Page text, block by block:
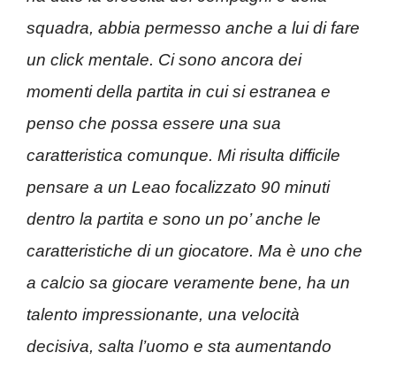
squadra, abbia permesso anche a lui di fare
un click mentale. Ci sono ancora dei
momenti della partita in cui si estranea e
penso che possa essere una sua
caratteristica comunque. Mi risulta difficile
pensare a un Leao focalizzato 90 minuti
dentro la partita e sono un po’ anche le
caratteristiche di un giocatore. Ma è uno che
a calcio sa giocare veramente bene, ha un
talento impressionante, una velocità
decisiva, salta l’uomo e sta aumentando